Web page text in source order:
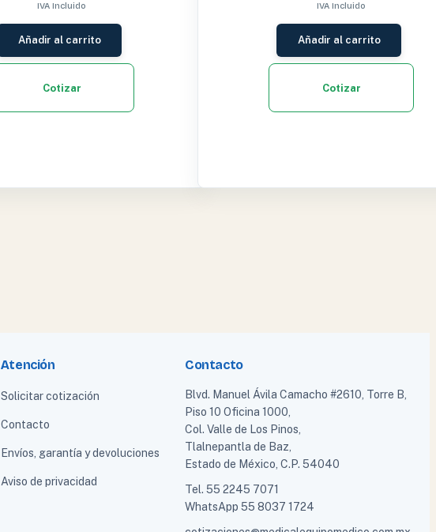
IVA Incluido
Añadir al carrito
Cotizar
IVA Incluido
Añadir al carrito
Cotizar
Atención
Solicitar cotización
Contacto
Envíos, garantía y devoluciones
Aviso de privacidad
Contacto
Blvd. Manuel Ávila Camacho #2610, Torre B,
Piso 10 Oficina 1000,
Col. Valle de Los Pinos,
Tlalnepantla de Baz,
Estado de México, C.P. 54040
Tel. 55 2245 7071
WhatsApp 55 8037 1724